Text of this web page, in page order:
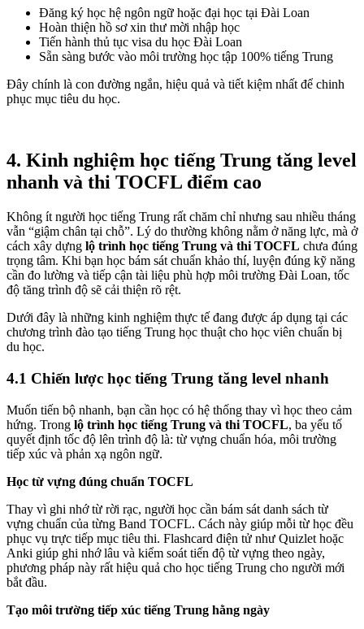
Đăng ký học hệ ngôn ngữ hoặc đại học tại Đài Loan
Hoàn thiện hồ sơ xin thư mời nhập học
Tiến hành thủ tục visa du học Đài Loan
Sẵn sàng bước vào môi trường học tập 100% tiếng Trung
Đây chính là con đường ngắn, hiệu quả và tiết kiệm nhất để chinh
phục mục tiêu du học.
4. Kinh nghiệm học tiếng Trung tăng level
nhanh và thi TOCFL điểm cao
Không ít người học tiếng Trung rất chăm chỉ nhưng sau nhiều tháng
vẫn “giậm chân tại chỗ”. Lý do thường không nằm ở năng lực, mà ở
cách xây dựng lộ trình học tiếng Trung và thi TOCFL chưa đúng
trọng tâm. Khi bạn học bám sát chuẩn khảo thí, luyện đúng kỹ năng
cần đo lường và tiếp cận tài liệu phù hợp môi trường Đài Loan, tốc
độ tăng trình độ sẽ cải thiện rõ rệt.
Dưới đây là những kinh nghiệm thực tế đang được áp dụng tại các
chương trình đào tạo tiếng Trung học thuật cho học viên chuẩn bị
du học.
4.1 Chiến lược học tiếng Trung tăng level nhanh
Muốn tiến bộ nhanh, bạn cần học có hệ thống thay vì học theo cảm
hứng. Trong lộ trình học tiếng Trung và thi TOCFL, ba yếu tố
quyết định tốc độ lên trình độ là: từ vựng chuẩn hóa, môi trường
tiếp xúc và phản xạ ngôn ngữ.
Học từ vựng đúng chuẩn TOCFL
Thay vì ghi nhớ từ rời rạc, người học cần bám sát danh sách từ
vựng chuẩn của từng Band TOCFL. Cách này giúp mỗi từ học đều
phục vụ trực tiếp mục tiêu thi. Flashcard điện tử như Quizlet hoặc
Anki giúp ghi nhớ lâu và kiểm soát tiến độ từ vựng theo ngày,
phương pháp này rất hiệu quả cho học tiếng Trung cho người mới
bắt đầu.
Tạo môi trường tiếp xúc tiếng Trung hằng ngày